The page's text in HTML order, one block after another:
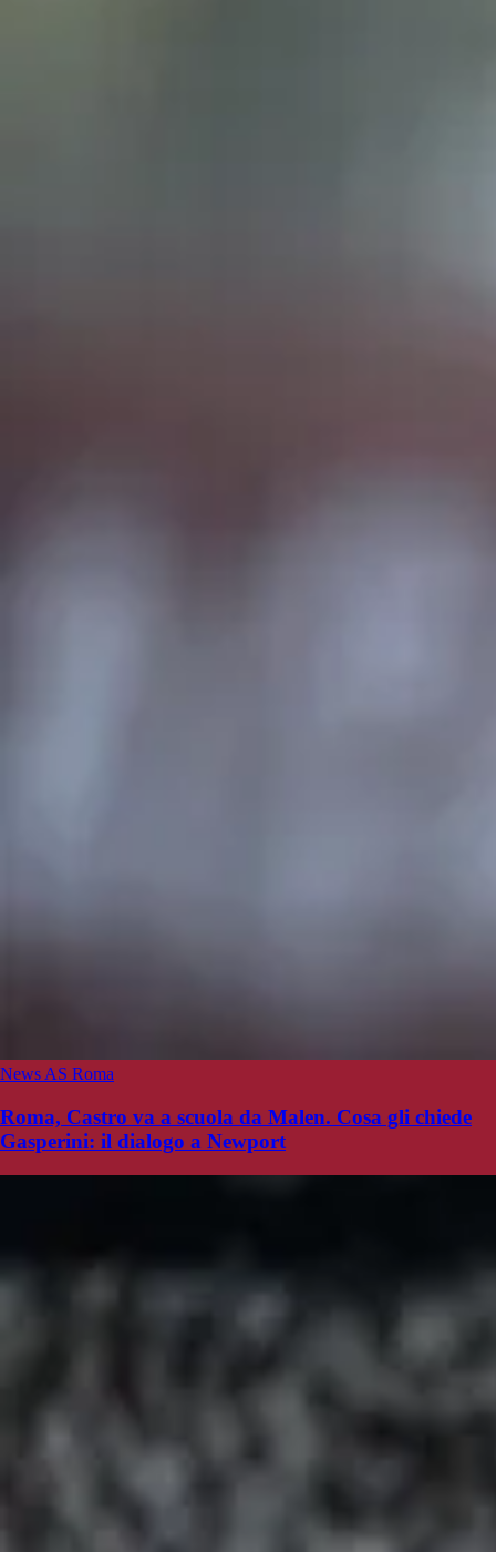
News AS Roma
Roma, Castro va a scuola da Malen. Cosa gli chiede
Gasperini: il dialogo a Newport